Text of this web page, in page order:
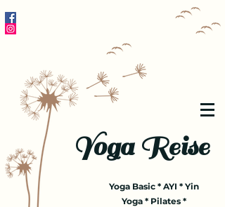
Yoga Reise
Yoga Basic * AYI * Yin
Yoga * Pilates *